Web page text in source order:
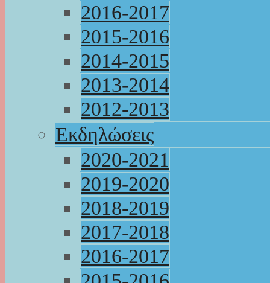
2016-2017
2015-2016
2014-2015
2013-2014
2012-2013
Εκδηλώσεις
2020-2021
2019-2020
2018-2019
2017-2018
2016-2017